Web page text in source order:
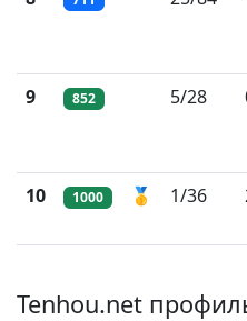
9
852 5/28
10
1000 🥇 1/36
Tenhou.net